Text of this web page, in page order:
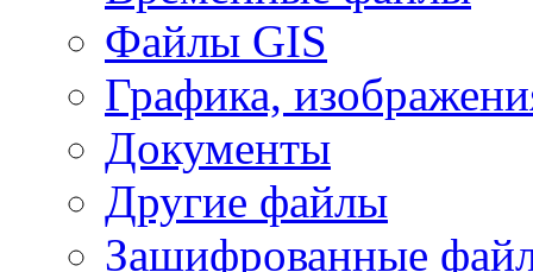
Файлы GIS
Графика,
Документы
Другие файлы
Зашифрованные